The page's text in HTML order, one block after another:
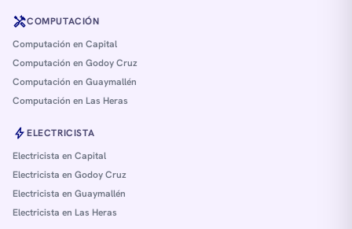
handymanCOMPUTACIÓN
Computación en Capital
Computación en Godoy Cruz
Computación en Guaymallén
Computación en Las Heras
boltELECTRICISTA
Electricista en Capital
Electricista en Godoy Cruz
Electricista en Guaymallén
Electricista en Las Heras